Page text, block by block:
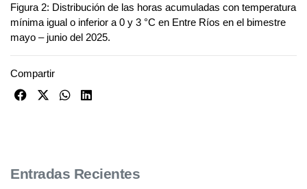
Figura 2: Distribución de las horas acumuladas con temperatura
mínima igual o inferior a 0 y 3 °C en Entre Ríos en el bimestre
mayo – junio del 2025.
Compartir
Entradas Recientes